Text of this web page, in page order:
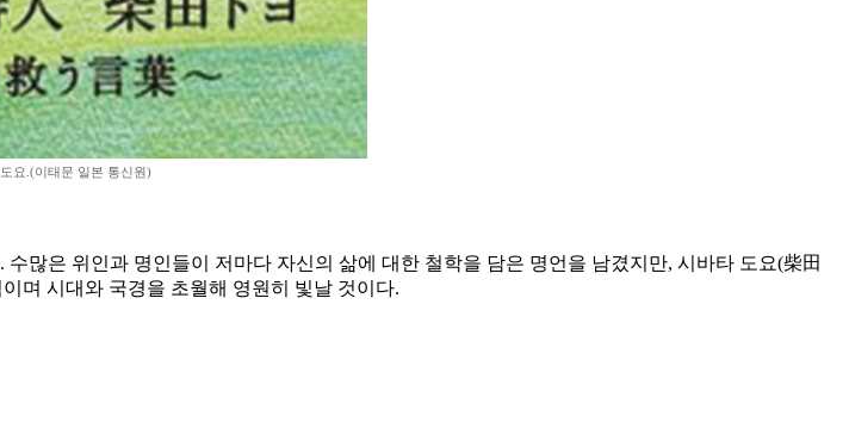
요.(이태문 일본 통신원)
많은 위인과 명인들이 저마다 자신의 삶에 대한 철학을 담은 명언을 남겼지만, 시바타 도요(柴田
며 시대와 국경을 초월해 영원히 빛날 것이다.